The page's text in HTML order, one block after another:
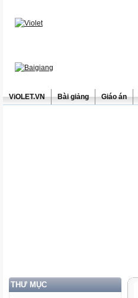
ViOLET.VN Bài giảng Giáo án
THƯ MỤC